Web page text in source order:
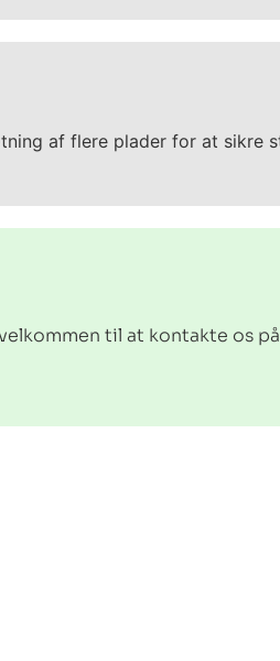
af flere plader for at sikre
til at kontakte os på